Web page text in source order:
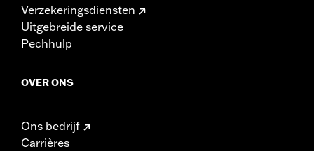
Verzekeringsdiensten
Uitgebreide service
Pechhulp
OVER ONS
Ons bedrijf
Carrières